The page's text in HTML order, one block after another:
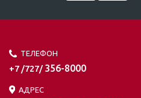
ТЕЛЕФОН
+7 /727/ 356-8000
АДРЕС